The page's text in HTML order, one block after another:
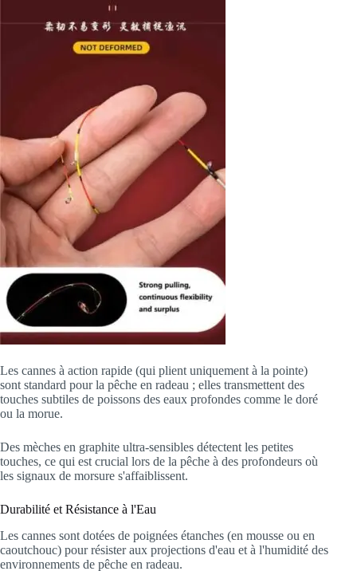
Les cannes à action rapide (qui plient uniquement à la pointe)
sont standard pour la pêche en radeau ; elles transmettent des
touches subtiles de poissons des eaux profondes comme le doré
ou la morue.
Des mèches en graphite ultra-sensibles détectent les petites
touches, ce qui est crucial lors de la pêche à des profondeurs où
les signaux de morsure s'affaiblissent.
Durabilité et Résistance à l'Eau
Les cannes sont dotées de poignées étanches (en mousse ou en
caoutchouc) pour résister aux projections d'eau et à l'humidité des
environnements de pêche en radeau.